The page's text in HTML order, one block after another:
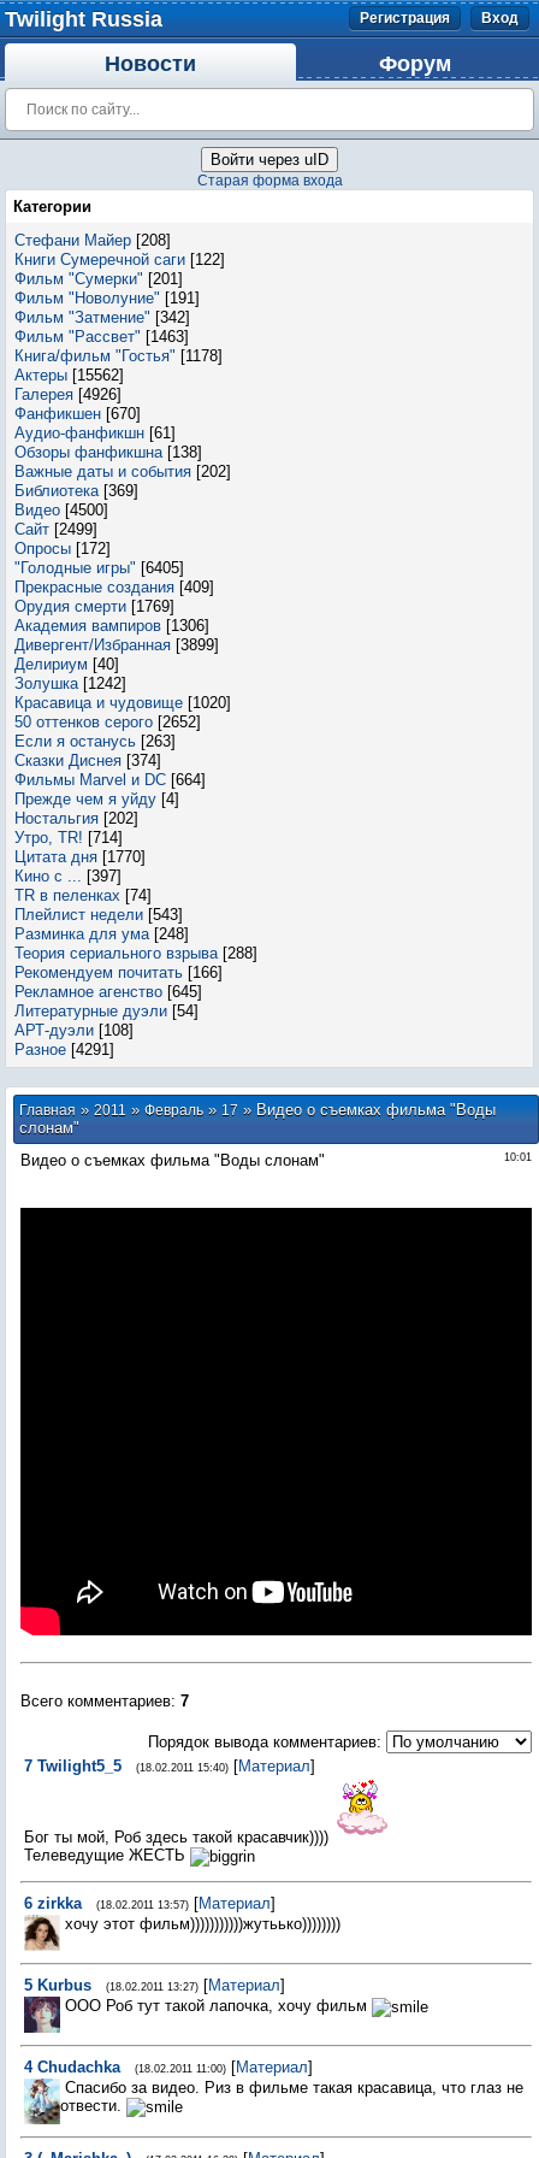
Twilight Russia Регистрация Вход
Новости Форум
Войти через uID
Старая форма входа
Категории
Стефани Майер [208]
Книги Сумеречной саги [122]
Фильм "Сумерки" [201]
Фильм "Новолуние" [191]
Фильм "Затмение" [342]
Фильм "Рассвет" [1463]
Книга/фильм "Гостья" [1178]
Актеры [15562]
Галерея [4926]
Фанфикшен [670]
Аудио-фанфикшн [61]
Обзоры фанфикшна [138]
Важные даты и события [202]
Библиотека [369]
Видео [4500]
Сайт [2499]
Опросы [172]
"Голодные игры" [6405]
Прекрасные создания [409]
Орудия смерти [1769]
Академия вампиров [1306]
Дивергент/Избранная [3899]
Делириум [40]
Золушка [1242]
Красавица и чудовище [1020]
50 оттенков серого [2652]
Если я останусь [263]
Сказки Диснея [374]
Фильмы Marvel и DC [664]
Прежде чем я уйду [4]
Ностальгия [202]
Утро, TR! [714]
Цитата дня [1770]
Кино с ... [397]
TR в пеленках [74]
Плейлист недели [543]
Разминка для ума [248]
Теория сериального взрыва [288]
Рекомендуем почитать [166]
Рекламное агенство [645]
Литературные дуэли [54]
АРТ-дуэли [108]
Разное [4291]
Главная»2011 » Февраль » 17» Видео о съемках фильма "Воды
слонам"
10:01
Видео о съемках фильма "Воды слонам"
Всего комментариев: 7
Порядок вывода комментариев:
7 Twilight5_5 (18.02.2011 15:40) [Материал]
Бог ты мой, Роб здесь такой красавчик))))
Телеведущие ЖЕСТЬ
6 zirkka (18.02.2011 13:57) [Материал]
хочу этот фильм)))))))))))жутьько))))))))
5 Kurbus (18.02.2011 13:27) [Материал]
ООО Роб тут такой лапочка, хочу фильм
4 Chudachka (18.02.2011 11:00) [Материал]
Спасибо за видео. Риз в фильме такая красавица, что глаз не
отвести.